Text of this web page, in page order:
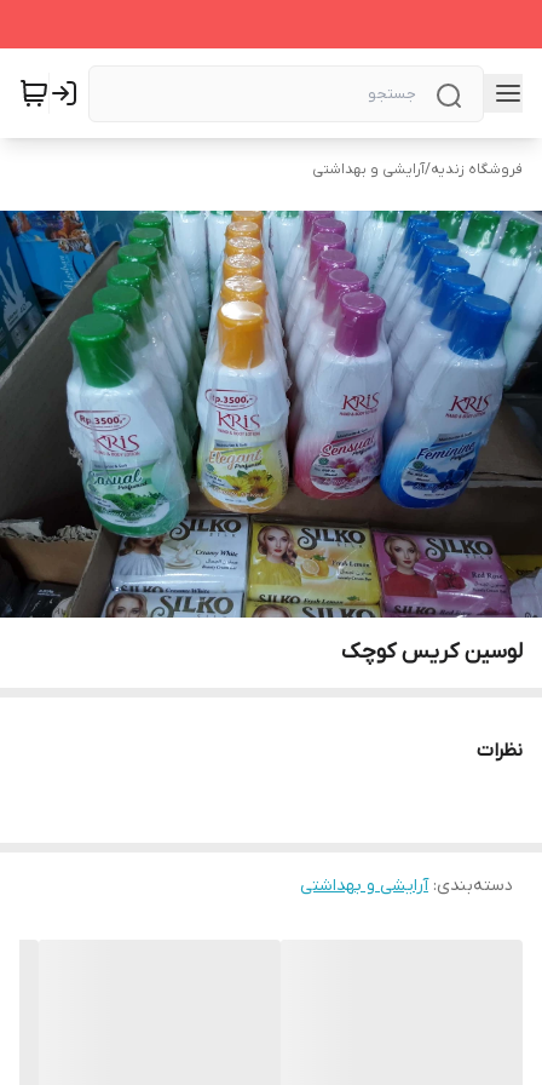
فروشگاه زندیه/آرایشی و بهداشتی
لوسین کریس کوچک
نظرات
دسته‌بندی:آرایشی و بهداشتی